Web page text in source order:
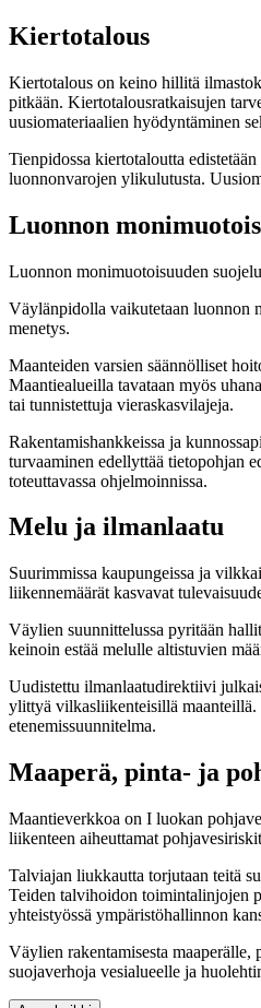
Kiertotalous
Kiertotalous on keino hillitä
pitkään. Kiertotalousratkaisujen
uusiomateriaalien hyödyntäminen
Tienpidossa kiertotaloutta
luonnonvarojen ylikulutusta.
Luonnon
Luonnon monimuotoisuuden
Väylänpidolla vaikutetaan luonnon
menetys.
Maanteiden varsien säännölliset
Maantiealueilla tavataan myös
tai tunnistettuja vieraskasvilajeja.
Rakentamishankkeissa ja
turvaaminen edellyttää tietopohjan
toteuttavassa ohjelmoinnissa.
Melu ja ilmanlaatu
Suurimmissa kaupungeissa ja
liikennemäärät kasvavat
Väylien suunnittelussa pyritään
keinoin estää melulle altistuvien
Uudistettu ilmanlaatudirektiivi
ylittyä vilkasliikenteisillä maanteillä.
etenemissuunnitelma.
Maaperä, pinta- ja
Maantieverkkoa on I luokan
liikenteen aiheuttamat
Talviajan liukkautta torjutaan teitä
Teiden talvihoidon toimintalinjojen
yhteistyössä ympäristöhallinnon
Väylien rakentamisesta
suojaverhoja vesialueelle ja